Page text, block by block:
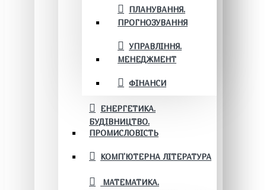
ПЛАНУВАННЯ.
ПРОГНОЗУВАННЯ
УПРАВЛІННЯ.
МЕНЕДЖМЕНТ
ФІНАНСИ
ЕНЕРГЕТИКА.
БУДІВНИЦТВО.
ПРОМИСЛОВІСТЬ
КОМП'ЮТЕРНА ЛІТЕРАТУРА
МАТЕМАТИКА.